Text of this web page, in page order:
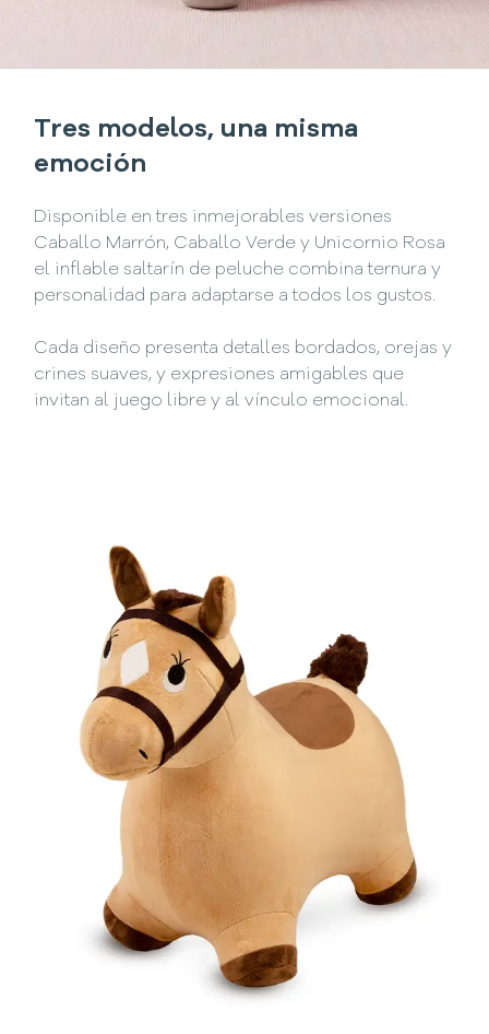
Tres modelos, una misma
emoción
Disponible en tres inmejorables versiones
Caballo Marrón, Caballo Verde y Unicornio Rosa
el inflable saltarín de peluche combina ternura y
personalidad para adaptarse a todos los gustos.
Cada diseño presenta detalles bordados, orejas y
crines suaves, y expresiones amigables que
invitan al juego libre y al vínculo emocional.